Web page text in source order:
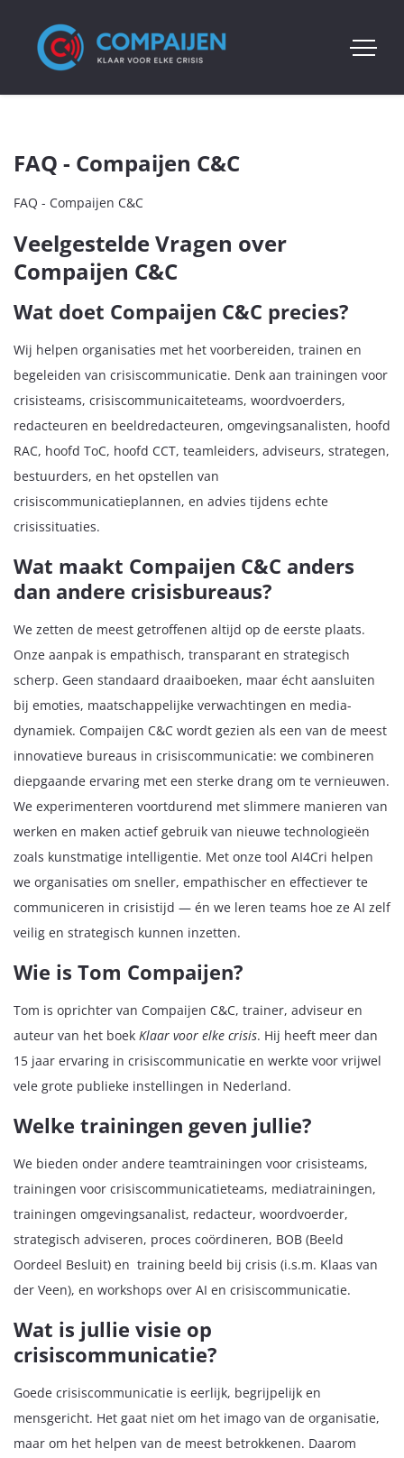
FAQ - Compaijen C&C
FAQ - Compaijen C&C
Veelgestelde Vragen over
Compaijen C&C
Wat doet Compaijen C&C precies?
Wij helpen organisaties met het voorbereiden, trainen en
begeleiden van crisiscommunicatie. Denk aan trainingen voor
crisisteams, crisiscommunicaiteteams, woordvoerders,
redacteuren en beeldredacteuren, omgevingsanalisten, hoofd
RAC, hoofd ToC, hoofd CCT, teamleiders, adviseurs, strategen,
bestuurders, en het opstellen van
crisiscommunicatieplannen, en advies tijdens echte
crisissituaties.
Wat maakt Compaijen C&C anders
dan andere crisisbureaus?
We zetten de meest getroffenen altijd op de eerste plaats.
Onze aanpak is empathisch, transparant en strategisch
scherp. Geen standaard draaiboeken, maar écht aansluiten
bij emoties, maatschappelijke verwachtingen en media-
dynamiek. Compaijen C&C wordt gezien als een van de meest
innovatieve bureaus in crisiscommunicatie: we combineren
diepgaande ervaring met een sterke drang om te vernieuwen.
We experimenteren voortdurend met slimmere manieren van
werken en maken actief gebruik van nieuwe technologieën
zoals kunstmatige intelligentie. Met onze tool AI4Cri helpen
we organisaties om sneller, empathischer en effectiever te
communiceren in crisistijd — én we leren teams hoe ze AI zelf
veilig en strategisch kunnen inzetten.
Wie is Tom Compaijen?
Tom is oprichter van Compaijen C&C, trainer, adviseur en
auteur van het boek Klaar voor elke crisis. Hij heeft meer dan
15 jaar ervaring in crisiscommunicatie en werkte voor vrijwel
vele grote publieke instellingen in Nederland.
Welke trainingen geven jullie?
We bieden onder andere teamtrainingen voor crisisteams,
trainingen voor crisiscommunicatieteams, mediatrainingen,
trainingen omgevingsanalist, redacteur, woordvoerder,
strategisch adviseren, proces coördineren, BOB (Beeld
Oordeel Besluit) en training beeld bij crisis (i.s.m. Klaas van
der Veen), en workshops over AI en crisiscommunicatie.
Wat is jullie visie op
crisiscommunicatie?
Goede crisiscommunicatie is eerlijk, begrijpelijk en
mensgericht. Het gaat niet om het imago van de organisatie,
maar om het helpen van de meest betrokkenen. Daarom